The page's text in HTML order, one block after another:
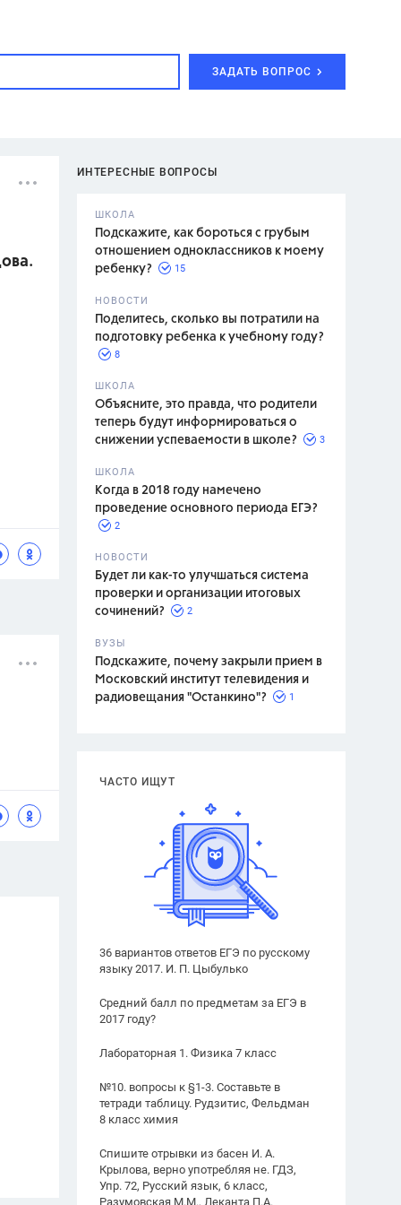
ЗАДАТЬ ВОПРОС
ИНТЕРЕСНЫЕ ВОПРОСЫ
ШКОЛА
Подскажите, как бороться с грубым
отношением одноклассников к моему
ребенку?
15
НОВОСТИ
Поделитесь, сколько вы потратили на
подготовку ребенка к учебному году?
8
ШКОЛА
Объясните, это правда, что родители
теперь будут информироваться о
снижении успеваемости в школе?
3
ШКОЛА
Когда в 2018 году намечено
проведение основного периода ЕГЭ?
2
НОВОСТИ
Будет ли как-то улучшаться система
проверки и организации итоговых
сочинений?
2
ВУЗЫ
Подскажите, почему закрыли прием в
Московский институт телевидения и
радиовещания "Останкино"?
1
ЧАСТО ИЩУТ
36 вариантов ответов ЕГЭ по русскому
языку 2017. И. П. Цыбулько
Средний балл по предметам за ЕГЭ в
2017 году?
Лабораторная 1. Физика 7 класс
№10. вопросы к §1-3. Составьте в
тетради таблицу. Рудзитис, Фельдман
8 класс химия
Спишите отрывки из басен И. А.
Крылова, верно употребляя не. ГДЗ,
Упр. 72, Русский язык, 6 класс,
Разумовская М.М., Леканта П.А.